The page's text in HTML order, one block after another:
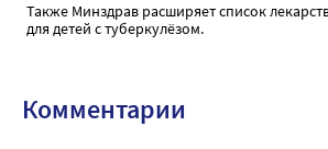
Также Минздрав расширяет список
для детей с туберкулёзом.
Комментарии